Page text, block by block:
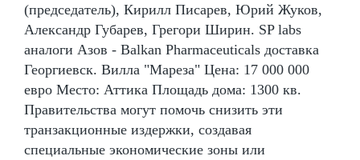
(председатель), Кирилл Писарев, Юрий Жуков,
Александр Губарев, Грегори Ширин. SP labs
аналоги Азов - Balkan Pharmaceuticals доставка
Георгиевск. Вилла "Мареза" Цена: 17 000 000
евро Место: Аттика Площадь дома: 1300 кв.
Правительства могут помочь снизить эти
транзакционные издержки, создавая
специальные экономические зоны или